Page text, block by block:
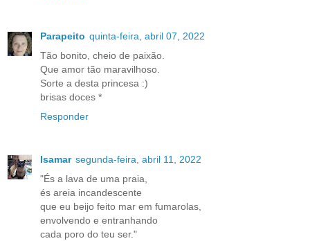
Parapeito quinta-feira, abril 07, 2022
Tão bonito, cheio de paixão.
Que amor tão maravilhoso.
Sorte a desta princesa :)
brisas doces *
Responder
Isamar segunda-feira, abril 11, 2022
"És a lava de uma praia,
és areia incandescente
que eu beijo feito mar em fumarolas,
envolvendo e entranhando
cada poro do teu ser."